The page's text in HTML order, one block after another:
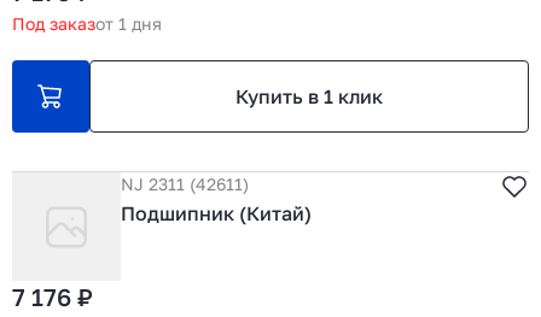
Под заказот 1 дня
Купить в 1 клик
NJ 2311 (42611)
Подшипник (Китай)
7 176 ₽